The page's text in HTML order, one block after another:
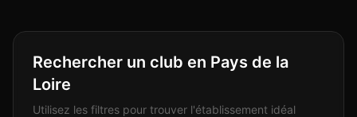
Rechercher un club en Pays de la
Loire
Utilisez les filtres pour trouver l'établissement idéal